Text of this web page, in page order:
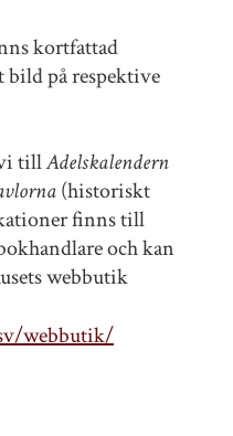
kortfattad
på respektive
vi tillAdelskalendern
(historiskt
finns till
och kan
webbutik
webbutik/